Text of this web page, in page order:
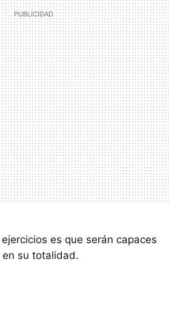
es que serán capaces
su totalidad.